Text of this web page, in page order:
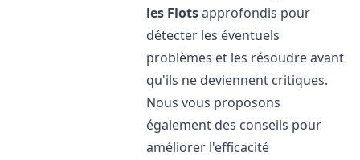
les Flotsapprofondis pour
détecter les éventuels
problèmes et les résoudre avant
qu'ils ne deviennent critiques.
Nous vous proposons
également des conseils pour
améliorer l'efficacité